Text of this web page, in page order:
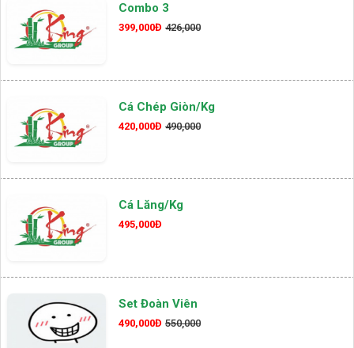
Combo 3
399,000Đ 426,000
Cá Chép Giòn/kg
420,000Đ 490,000
Cá Lăng/kg
495,000Đ
Set Đoàn Viên
490,000Đ 550,000